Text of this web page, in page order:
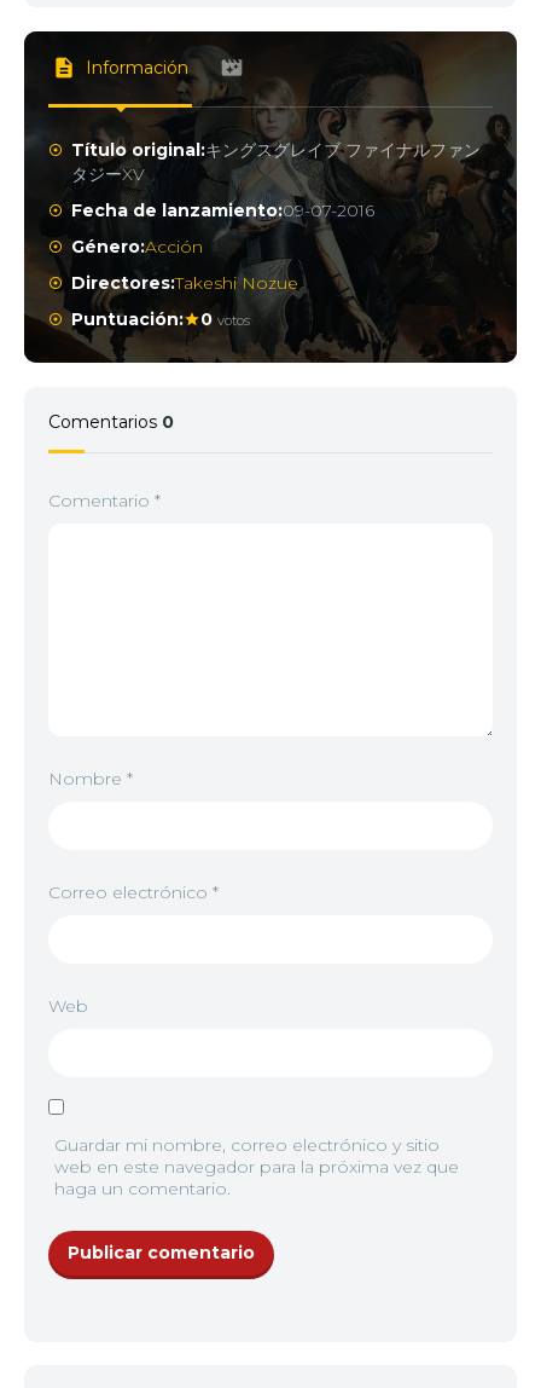
Información
Título original:キングスグレイブ ファイナルファン
タジーXV
Fecha de lanzamiento:09-07-2016
Género:Acción
Directores:Takeshi Nozue
Puntuación:
0 votos
Comentarios 0
Comentario *
Nombre *
Correo electrónico *
Web
Guardar mi nombre, correo electrónico y sitio
web en este navegador para la próxima vez que
haga un comentario.